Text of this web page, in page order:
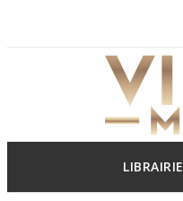
LIBRAIRIE